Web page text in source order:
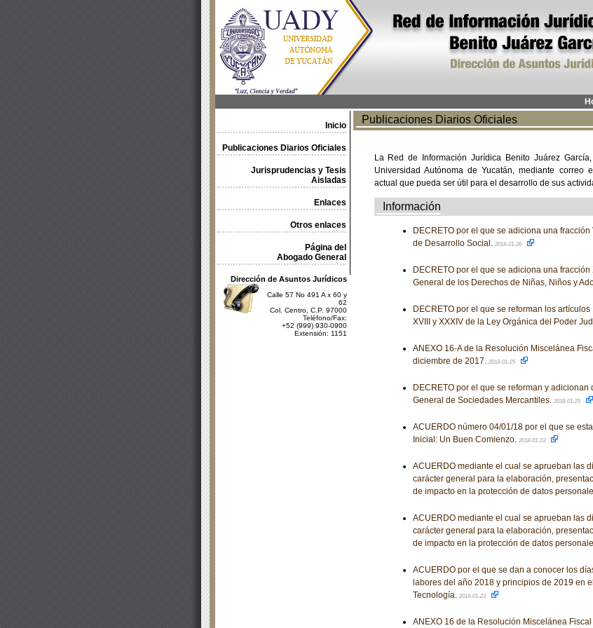
Inicio
Publicaciones Diarios Oficiales
Jurisprudencias y Tesis
Aisladas
Enlaces
Otros enlaces
Página del
Abogado General
Dirección de Asuntos Jurídicos
Calle 57 No 491 A x 60 y
62
Col. Centro, C.P. 97000
Teléfono/Fax:
+52 (999) 930-0900
Extensión: 1151
Publicaciones Diarios Oficiales
La Red de Información Jurídica Benito Juárez
Universidad Autónoma de Yucatán, mediante correo
actual que pueda ser útil para el desarrollo de sus
Información
DECRETO por el que se adiciona una
de Desarrollo Social. 2018-01-26
DECRETO por el que se adiciona una
General de los Derechos de Niñas, Niños y
DECRETO por el que se reforman los
XVIII y XXXIV de la Ley Orgánica del Poder
ANEXO 16-A de la Resolución Miscelánea
diciembre de 2017. 2018-01-25
DECRETO por el que se reforman y
General de Sociedades Mercantiles. 2018-01-25
ACUERDO número 04/01/18 por el que se
Inicial: Un Buen Comienzo. 2018-01-23
ACUERDO mediante el cual se aprueban las
carácter general para la elaboración,
de impacto en la protección de datos
ACUERDO mediante el cual se aprueban las
carácter general para la elaboración,
de impacto en la protección de datos
ACUERDO por el que se dan a conocer los
labores del año 2018 y principios de 2019 en
Tecnología. 2018-01-23
ANEXO 16 de la Resolución Miscelánea